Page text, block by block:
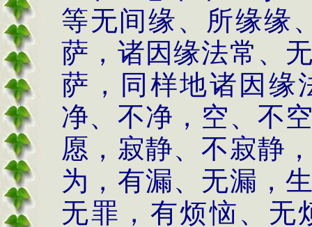
等无间缘、所缘缘
萨，诸因缘法常、
萨，同样地诸因缘
净、不净， 空、不
愿，寂静、不寂静
为，有漏、无漏，
无罪，有烦恼、无